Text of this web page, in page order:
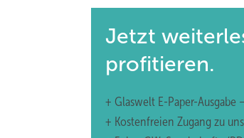
Jetzt
profitieren.
+ Glaswelt E-Paper-Ausgabe
+ Kostenfreien Zugang zu